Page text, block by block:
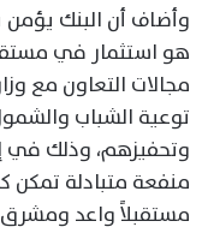
وأضاف أن البنك يؤمن
هو استثمار في
مجالات التعاون مع
توعية الشباب
وتحفيزهم، وذلك في
منفعة متبادلة تمكن
مستقبلاً واعد